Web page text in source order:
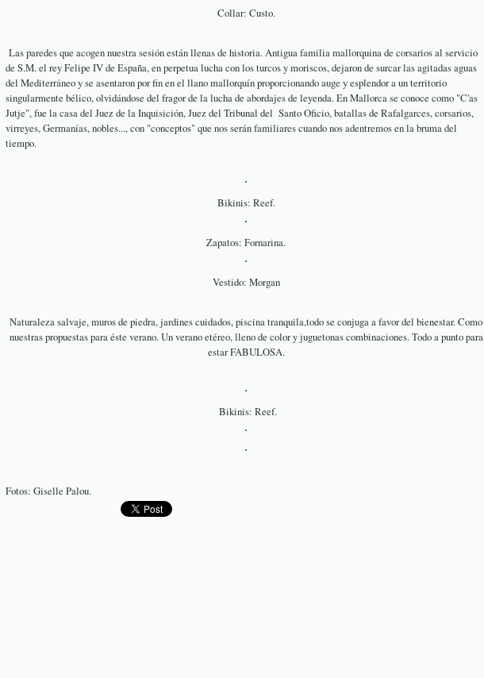
Collar: Custo.
Las paredes que acogen nuestra sesión están llenas de historia. Antigua familia mallorquina de corsarios al servicio
de S.M. el rey Felipe IV de España, en perpetua lucha con los turcos y moriscos, dejaron de surcar las agitadas aguas
del Mediterráneo y se asentaron por fin en el llano mallorquín proporcionando auge y esplendor a un territorio
singularmente bélico, olvidándose del fragor de la lucha de abordajes de leyenda. En Mallorca se conoce como "C'as
Jutje", fue la casa del Juez de la Inquisición, Juez del Tribunal del Santo Oficio, batallas de Rafalgarces, corsarios,
virreyes, Germanías, nobles..., con "conceptos" que nos serán familiares cuando nos adentremos en la bruma del
tiempo.
Bikinis: Reef.
Zapatos: Fornarina.
Vestido: Morgan
Naturaleza salvaje, muros de piedra, jardines cuidados, piscina tranquila,todo se conjuga a favor del bienestar. Como
nuestras propuestas para éste verano. Un verano etéreo, lleno de color y juguetonas combinaciones. Todo a punto para
estar FABULOSA.
Bikinis: Reef.
Fotos: Giselle Palou.